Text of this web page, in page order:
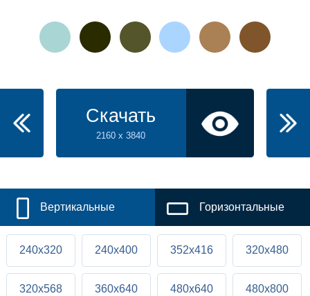
Скачать
2160 x 3840
Вертикальные Горизонтальные
240x320 240x400 352x416 320x480
320x568 360x640 480x640 480x800